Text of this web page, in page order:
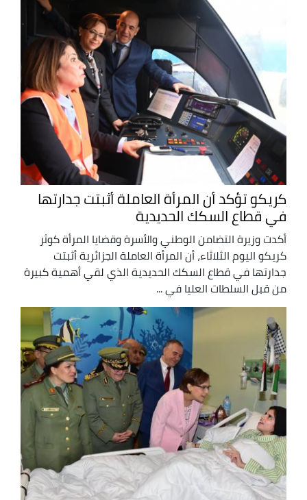
كريكو تؤكد أن المرأة العاملة أثبتت جدارتها
في قطاع السكك الحديدية
أكدت وزيرة التضامن الوطني والأسرة وقضايا المرأة كوثر
كريكو اليوم الثلاثاء، أن المرأة العاملة الجزائرية أثبتت
جدارتها في قطاع السكك الحديدية الذي لقي أهمية كبيرة
من قبل السلطات العليا في ...